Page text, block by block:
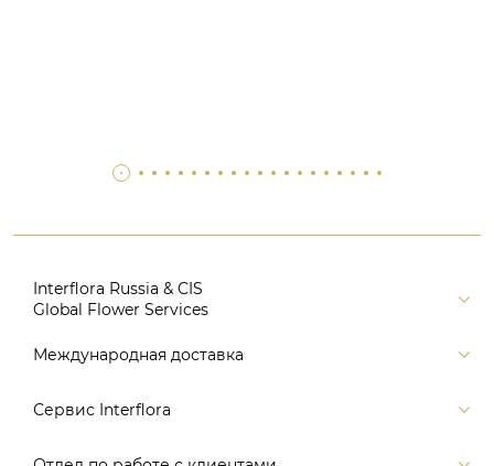
Interflora Russia & CIS
Global Flower Services
Версия для печати
Поиск
Международная доставка
Россия
Сервис Interflora
Заказ и оплата